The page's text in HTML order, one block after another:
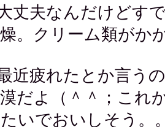
丈夫なんだけどす
。クリーム類がか
近疲れたとか言う
だよ（＾＾；これ
いでおいしそう。